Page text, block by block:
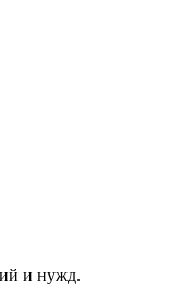
и нужд.